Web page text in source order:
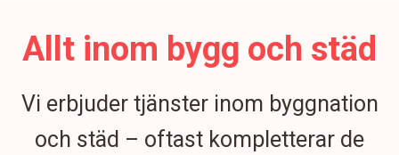
Allt inom bygg och städ
Vi erbjuder tjänster inom byggnation
och städ – oftast kompletterar de